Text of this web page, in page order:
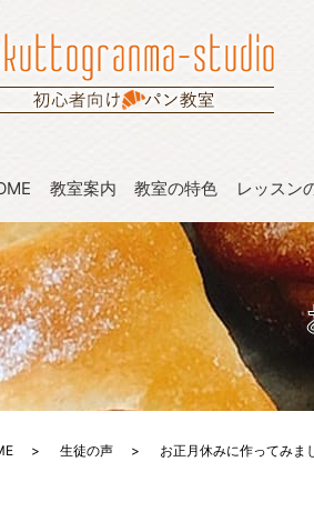
教室案内 教室の特色 レッスン
生徒の声 お正月休みに作ってみま